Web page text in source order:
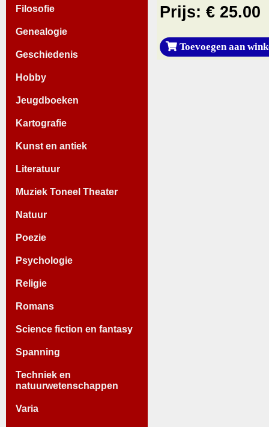
Filosofie
Genealogie
Geschiedenis
Hobby
Jeugdboeken
Kartografie
Kunst en antiek
Literatuur
Muziek Toneel Theater
Natuur
Poezie
Psychologie
Religie
Romans
Science fiction en fantasy
Spanning
Techniek en
natuurwetenschappen
Varia
Prijs: € 25.00
Toevoegen aan